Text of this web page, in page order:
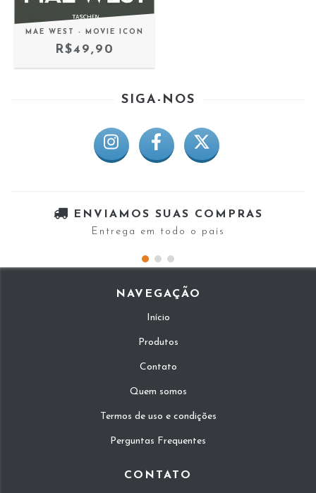
MAE WEST - MOVIE ICON
R$49,90
SIGA-NOS
ENVIAMOS SUAS COMPRAS
Entrega em todo o país
NAVEGAÇÃO
Início
Produtos
Contato
Quem somos
Termos de uso e condições
Perguntas Frequentes
CONTATO